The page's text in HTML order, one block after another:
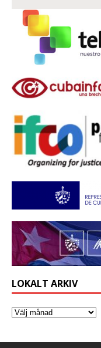
LOKALT ARKIV